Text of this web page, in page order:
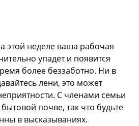
этой неделе ваша рабочая
упадет и появится
более беззаботно. Ни в
лени, это может
С членами семьи
почве, так что будьте
в высказываниях.